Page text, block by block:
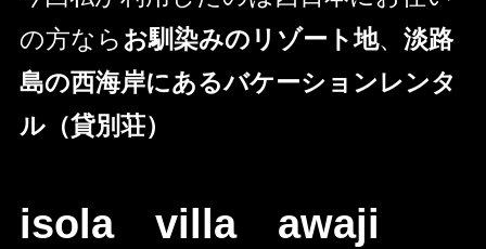
の方なら お馴染みのリゾート地、 淡路
島の西海岸にあるバケーションレンタ
ル（貸別荘）
isola villa awaji